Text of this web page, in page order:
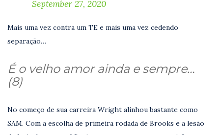
September 27, 2020
Mais uma vez contra um TE e mais uma vez cedendo
separação…
É o velho amor ainda e sempre…
(8)
No começo de sua carreira Wright alinhou bastante como
SAM. Com a escolha de primeira rodada de Brooks e a lesão